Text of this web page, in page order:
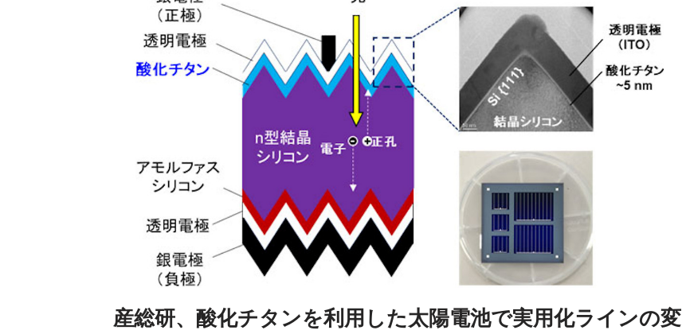
産総研、酸化チタンを利用した太陽電池で実用化ラインの変